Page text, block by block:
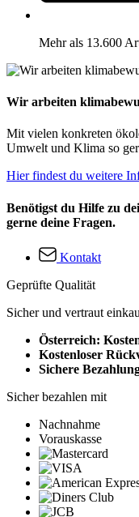
Mehr als 13.600
Wir arbeiten
Mit vielen konkreten
Umwelt und Klima so
Hier findest du weitere
Benötigst du Hilfe zu
gerne deine Fragen.
Kontakt
Geprüfte Qualität
Sicher und vertraut
Österreich:
Kostenloser
Sichere
Sicher bezahlen mit
Nachnahme
Vorauskasse